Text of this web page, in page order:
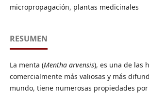
micropropagación, plantas medicinales
RESUMEN
La menta (Mentha arvensis), es una de las
comercialmente más valiosas y más
mundo, tiene numerosas propiedades